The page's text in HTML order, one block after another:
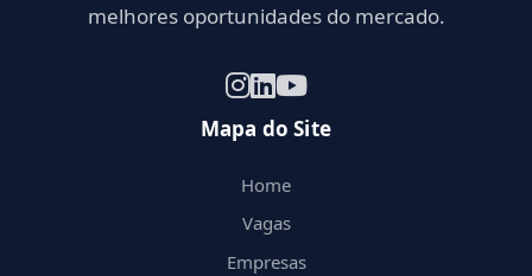
melhores oportunidades do mercado.
Mapa do Site
Home
Vagas
Empresas